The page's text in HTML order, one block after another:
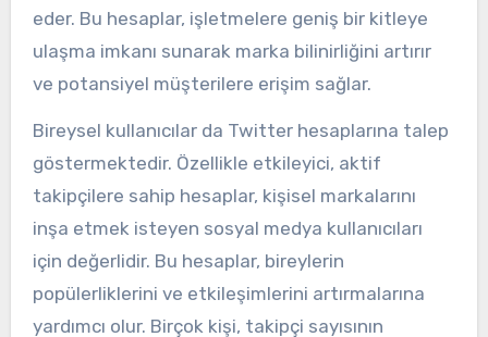
eder. Bu hesaplar, işletmelere geniş bir kitleye
ulaşma imkanı sunarak marka bilinirliğini artırır
ve potansiyel müşterilere erişim sağlar.
Bireysel kullanıcılar da Twitter hesaplarına talep
göstermektedir. Özellikle etkileyici, aktif
takipçilere sahip hesaplar, kişisel markalarını
inşa etmek isteyen sosyal medya kullanıcıları
için değerlidir. Bu hesaplar, bireylerin
popülerliklerini ve etkileşimlerini artırmalarına
yardımcı olur. Birçok kişi, takipçi sayısının